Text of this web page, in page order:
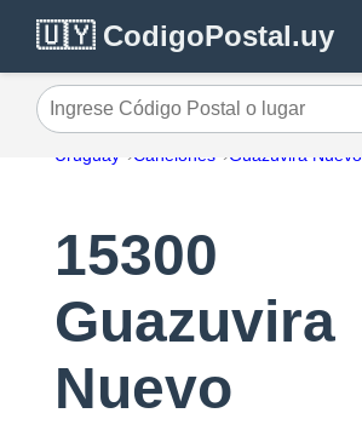
🇺🇾 CodigoPostal.uy
Ingrese Código Postal o lugar
Uruguay Canelones Guazuvira Nuevo
15300
Guazuvira
Nuevo